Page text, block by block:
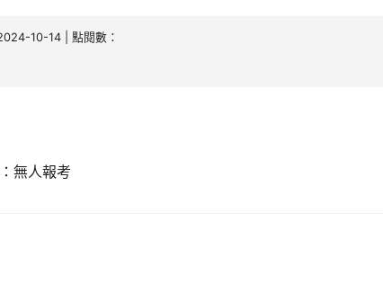
10-14 | 點閱數：
無人報考